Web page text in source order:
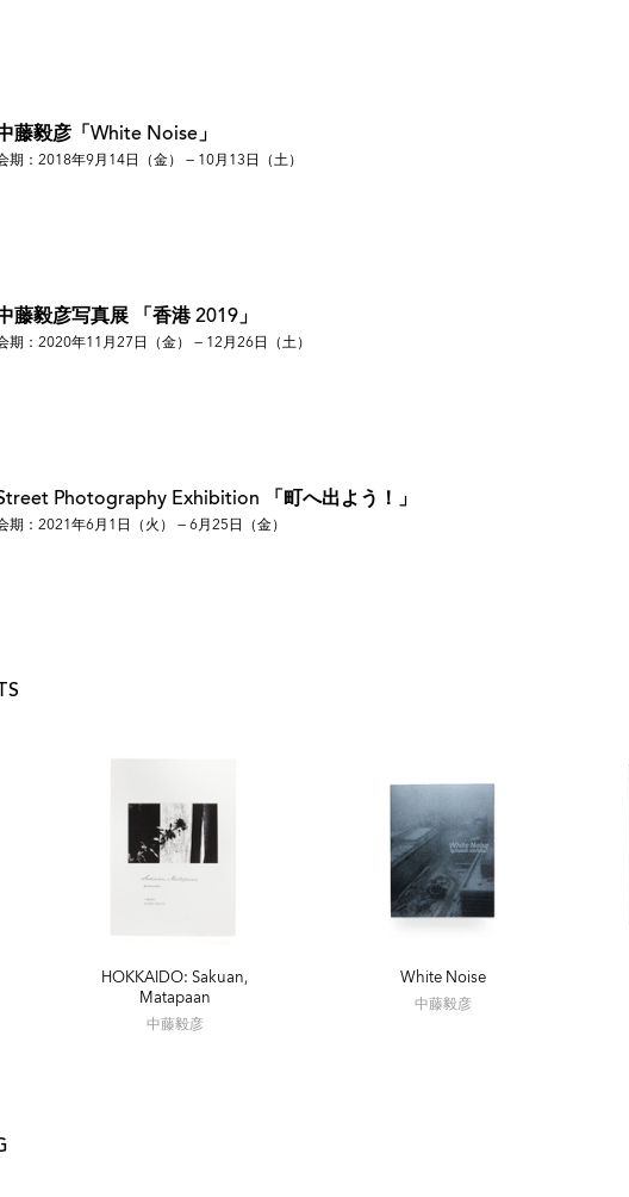
」 四谷三丁目 ギャラリーニエプス；「マタパアン」 谷
店；「TOWER」 神田神保町 ギャラリー福果；「CАХАЛИН
フォトギャラリー；「STREET RAMBLER-TOKIO」新宿御
ラリーニエプス 「STREET RAMBLER-TOKIO」大阪・ハッテ
ス・パリ LE PLA’CART PHOTO
」 神保町 檜画廊 「STREET RAMBLER-New York」 八丁堀 日
真の拡がりー」 北海道東川町東川文化ギャラリー
梨 清里フォトアートミュージアム 「Fragments of Reality」
a just report」 広尾 エモンフォトギャラリー
」横浜・北中ホワイト
・ギャラリー・ニエプス 「Forever FORTE」茅場町・森岡
ギャラリー・ニエプス 「ARTS ON SHELF」神田神保町・ボヘ
ギャラリーニエプス 「VS浪速展」大阪・ハッテンギャラリー
梨・清里 清里フォトアートミュージアム 「ASPHALT写真
SHINJUKU」nofound Photo Fair フランス・パリ
藤毅彦「White Noise」
期：2018年9月14日（金） — 10月13日（土）
藤毅彦写真展 「香港 2019」
期：2020年11月27日（金） — 12月26日（土）
Photography Exhibition 「町へ出よう！」
期：2021年6月1日（火） — 6月25日（金）
HOKKAIDO: Sakuan,
Matapaan
中藤毅彦
White Noise
中藤毅彦